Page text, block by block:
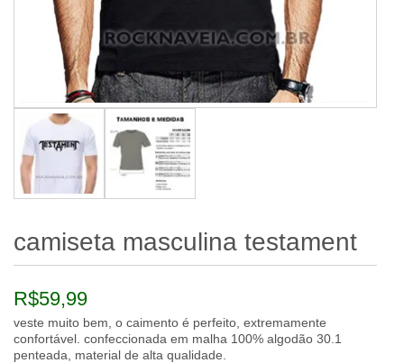
camiseta masculina testament
R$59,99
veste muito bem, o caimento é perfeito, extremamente
confortável. confeccionada em malha 100% algodão 30.1
penteada, material de alta qualidade.